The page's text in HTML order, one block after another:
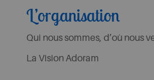
L’organisation
Qui nous sommes, d’où nous
La Vision Adoram